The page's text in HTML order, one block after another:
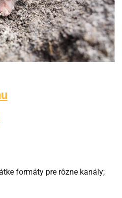
formáty pre rôzne kanály;